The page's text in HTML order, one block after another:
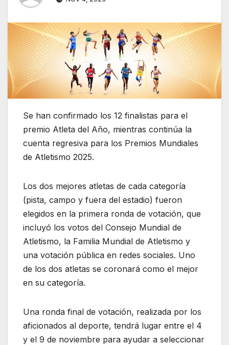
Se han confirmado los 12 finalistas para el
premio Atleta del Año, mientras continúa la
cuenta regresiva para los Premios Mundiales
de Atletismo 2025.
Los dos mejores atletas de cada categoría
(pista, campo y fuera del estadio) fueron
elegidos en la primera ronda de votación, que
incluyó los votos del Consejo Mundial de
Atletismo, la Familia Mundial de Atletismo y
una votación pública en redes sociales. Uno
de los dos atletas se coronará como el mejor
en su categoría.
Una ronda final de votación, realizada por los
aficionados al deporte, tendrá lugar entre el 4
y el 9 de noviembre para ayudar a seleccionar